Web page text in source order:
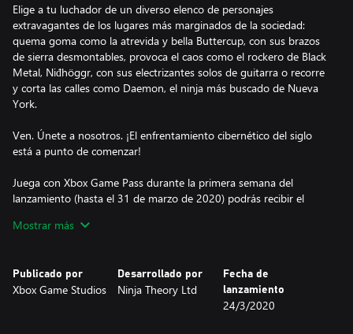
Elige a tu luchador de un diverso elenco de personajes
extravagantes de los lugares más marginados de la sociedad:
quema goma como la atrevida y bella Buttercup, con sus brazos
de sierra desmontables, provoca el caos como el rockero de Black
Metal, Niđhöggr, con sus electrizantes solos de guitarra o recorre
y corta las calles como Daemon, el ninja más buscado de Nueva
York.
Ven. Únete a nosotros. ¡El enfrentamiento cibernético del siglo
está a punto de comenzar!
Juega con Xbox Game Pass durante la primera semana del
lanzamiento (hasta el 31 de marzo de 2020) podrás recibir el
una fuerza imparable frente a tus enemigos: congela a los rivales
en el tiempo, controla las mentes, monta misiles y libera
electrizantes solos de guitarra en un combate de acción
Mostrar más
Publicado por
Xbox Game Studios
Desarrollado por
Ninja Theory Ltd
Fecha de
lanzamiento
24/3/2020